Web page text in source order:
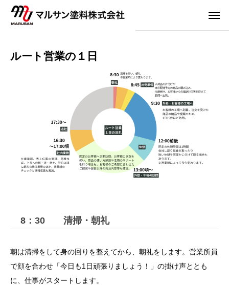
ルート営業の１日
8：30 清掃・朝礼
朝は清掃をして身の回りを整えてから、朝礼をします。営業所員
で顔を合わせ「今日も1日頑張りましょう！」の掛け声ととも
に、仕事がスタートします。